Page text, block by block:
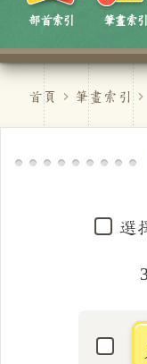
部首索引 筆畫索引
首頁 筆畫索引
選